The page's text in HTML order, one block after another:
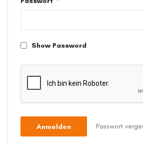
Show Password
Anmelden Passwort